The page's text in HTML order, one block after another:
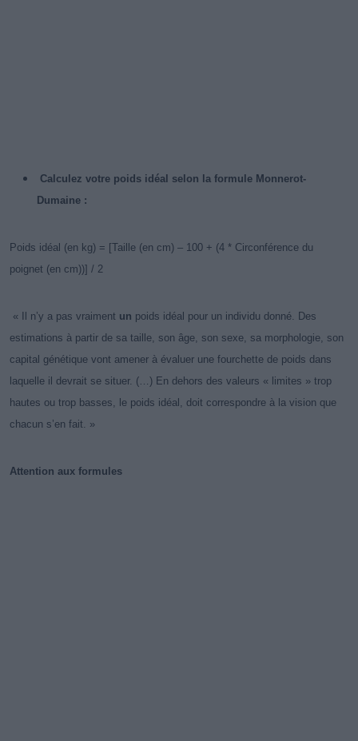
Calculez votre poids idéal selon la formule Monnerot-
Dumaine :
Poids idéal (en kg) = [Taille (en cm) – 100 + (4 * Circonférence du
poignet (en cm))] / 2
« Il n’y a pas vraiment un poids idéal pour un individu donné. Des
estimations à partir de sa taille, son âge, son sexe, sa morphologie, son
capital génétique vont amener à évaluer une fourchette de poids dans
laquelle il devrait se situer. (…) En dehors des valeurs « limites » trop
hautes ou trop basses, le poids idéal, doit correspondre à la vision que
chacun s’en fait. »
Attention aux formules